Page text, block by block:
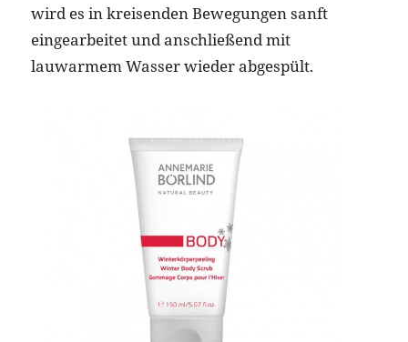
wird es in kreisenden Bewegungen sanft
eingearbeitet und anschließend mit
lauwarmem Wasser wieder abgespült.